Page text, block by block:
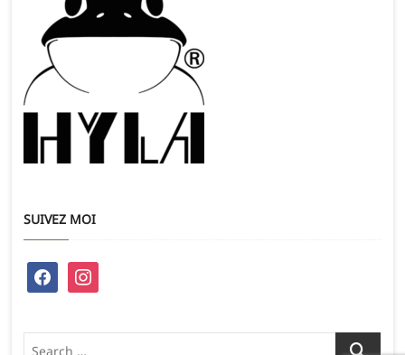
SUIVEZ MOI
facebookinstagram
Search